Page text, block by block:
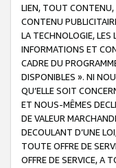
LIEN, TOUT CONTENU,
CONTENU
LA TECHNOLOGIE,
INFORMATIONS ET
CADRE DU
DISPONIBLES ». NI
QU’ELLE SOIT
ET NOUS-MÊMES
DE VALEUR
DECOULANT D’UNE
TOUTE OFFRE DE
OFFRE DE SERVICE, A